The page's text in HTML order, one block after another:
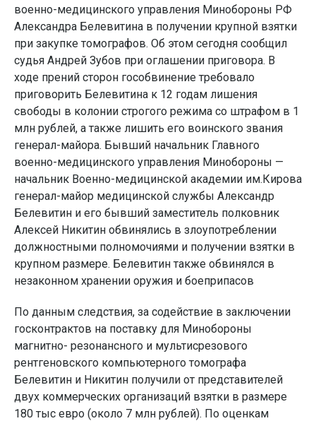
военно-медицинского управления Минобороны РФ
Александра Белевитина в получении крупной взятки
при закупке томографов. Об этом сегодня сообщил
судья Андрей Зубов при оглашении приговора. В
ходе прений сторон гособвинение требовало
приговорить Белевитина к 12 годам лишения
свободы в колонии строгого режима со штрафом в 1
млн рублей, а также лишить его воинского звания
генерал-майора. Бывший начальник Главного
военно-медицинского управления Минобороны —
начальник Военно-медицинской академии им.Кирова
генерал-майор медицинской службы Александр
Белевитин и его бывший заместитель полковник
Алексей Никитин обвинялись в злоупотреблении
должностными полномочиями и получении взятки в
крупном размере. Белевитин также обвинялся в
незаконном хранении оружия и боеприпасов
По данным следствия, за содействие в заключении
госконтрактов на поставку для Минобороны
магнитно- резонансного и мультисрезового
рентгеновского компьютерного томографа
Белевитин и Никитин получили от представителей
двух коммерческих организаций взятки в размере
180 тыс евро (около 7 млн рублей). По оценкам